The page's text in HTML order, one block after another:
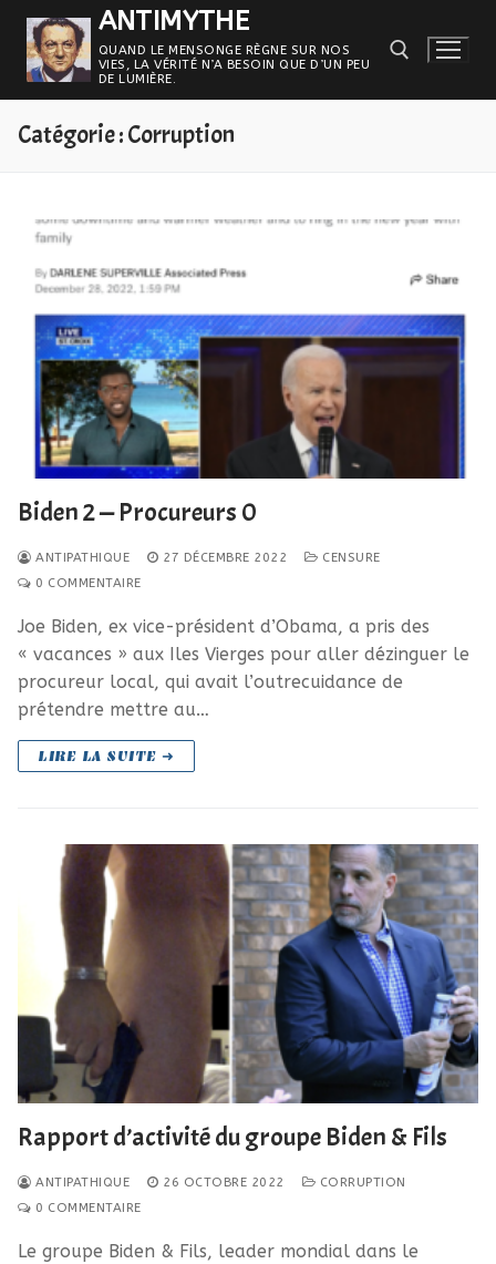
Aller
contenu
ANTIMYTHE
QUAND LE MENSONGE RÈGNE SUR NOS
VIES, LA VÉRITÉ N’A BESOIN QUE D’UN PEU
DE LUMIÈRE.
Rechercher :
Catégorie :Corruption
Biden 2 — Procureurs 0
ANTIPATHIQUE 27 DÉCEMBRE 2022
CENSURE
0 COMMENTAIRE
Joe Biden, ex vice-président d’Obama, a pris des
« vacances » aux Iles Vierges pour aller dézinguer le
procureur local, qui avait l’outrecuidance de
prétendre mettre au…
LIRE LA SUITE ➜
Rapport d’activité du groupe Biden & Fils
ANTIPATHIQUE 26 OCTOBRE 2022
CORRUPTION
0 COMMENTAIRE
Le groupe Biden & Fils, leader mondial dans le